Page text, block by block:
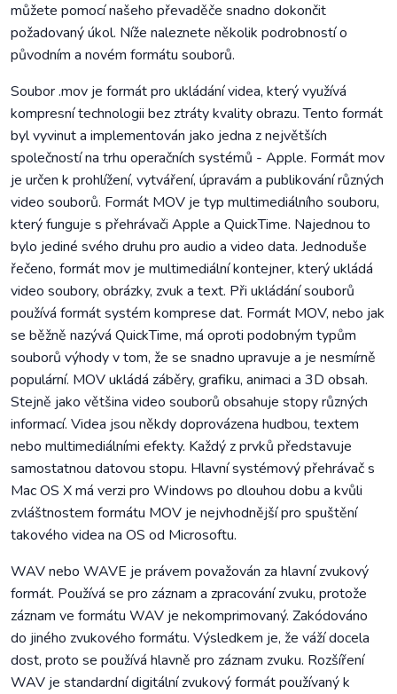
můžete pomocí našeho převaděče snadno dokončit
požadovaný úkol. Níže naleznete několik podrobností o
původním a novém formátu souborů.
Soubor .mov je formát pro ukládání videa, který využívá
kompresní technologii bez ztráty kvality obrazu. Tento formát
byl vyvinut a implementován jako jedna z největších
společností na trhu operačních systémů - Apple. Formát mov
je určen k prohlížení, vytváření, úpravám a publikování různých
video souborů. Formát MOV je typ multimediálního souboru,
který funguje s přehrávači Apple a QuickTime. Najednou to
bylo jediné svého druhu pro audio a video data. Jednoduše
řečeno, formát mov je multimediální kontejner, který ukládá
video soubory, obrázky, zvuk a text. Při ukládání souborů
používá formát systém komprese dat. Formát MOV, nebo jak
se běžně nazývá QuickTime, má oproti podobným typům
souborů výhody v tom, že se snadno upravuje a je nesmírně
populární. MOV ukládá záběry, grafiku, animaci a 3D obsah.
Stejně jako většina video souborů obsahuje stopy různých
informací. Videa jsou někdy doprovázena hudbou, textem
nebo multimediálními efekty. Každý z prvků představuje
samostatnou datovou stopu. Hlavní systémový přehrávač s
Mac OS X má verzi pro Windows po dlouhou dobu a kvůli
zvláštnostem formátu MOV je nejvhodnější pro spuštění
takového videa na OS od Microsoftu.
WAV nebo WAVE je právem považován za hlavní zvukový
formát. Používá se pro záznam a zpracování zvuku, protože
záznam ve formátu WAV je nekomprimovaný. Zakódováno
do jiného zvukového formátu. Výsledkem je, že váží docela
dost, proto se používá hlavně pro záznam zvuku. Rozšíření
WAV je standardní digitální zvukový formát používaný k